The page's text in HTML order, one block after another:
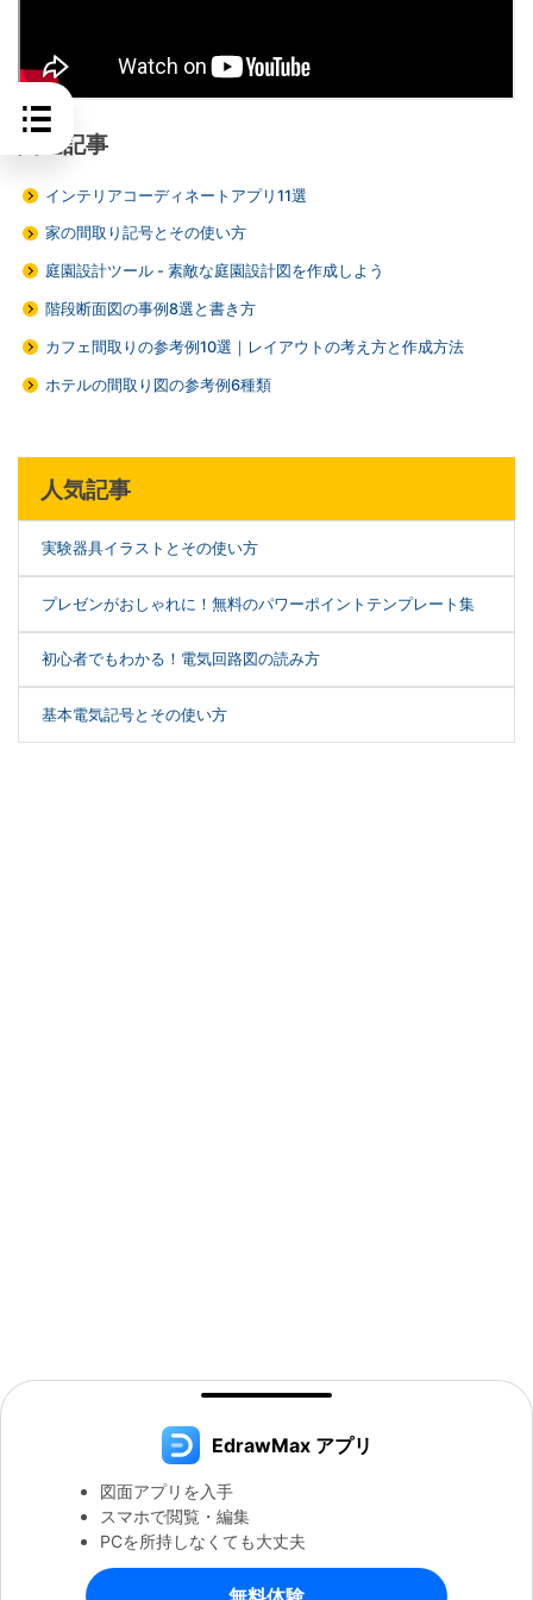
関連記事
インテリアコーディネートアプリ11選
家の間取り記号とその使い方
庭園設計ツール - 素敵な庭園設計図を作成しよう
階段断面図の事例8選と書き方
カフェ間取りの参考例10選｜レイアウトの考え方と作成方法
ホテルの間取り図の参考例6種類
人気記事
実験器具イラストとその使い方
プレゼンがおしゃれに！無料のパワーポイントテンプレート集
初心者でもわかる！電気回路図の読み方
基本電気記号とその使い方
EdrawMax アプリ
図面アプリを入手
スマホで閲覧・編集
PCを所持しなくても大丈夫